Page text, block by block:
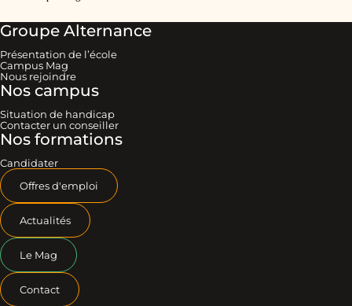
Groupe Alternance
Présentation de l’école
Campus Mag
Nous rejoindre
Nos campus
Situation de handicap
Contacter un conseiller
Nos formations
Candidater
Offres d'emploi
Actualités
Le Mag
Contact